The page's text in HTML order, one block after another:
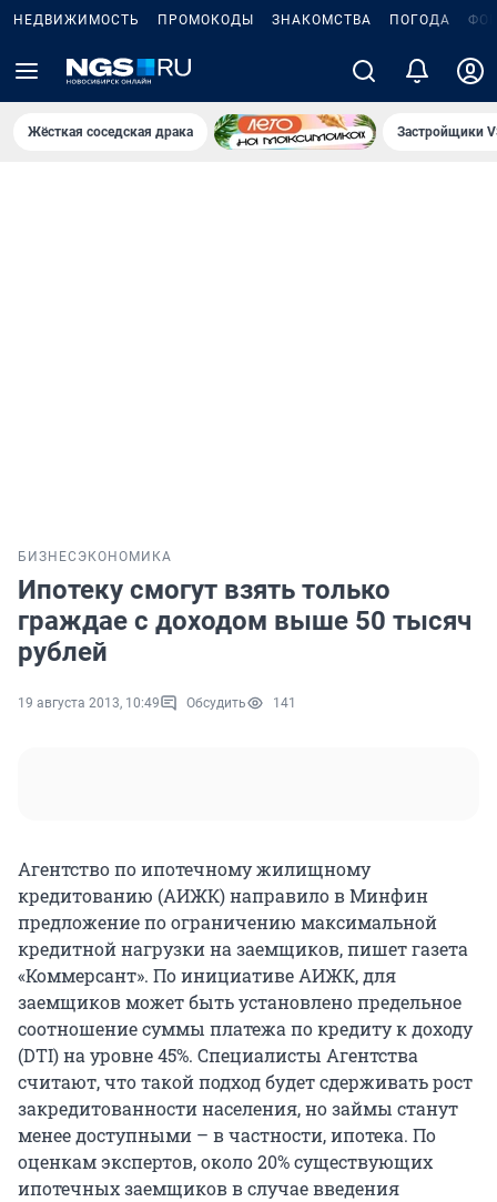
НЕДВИЖИМОСТЬ ПРОМОКОДЫ ЗНАКОМСТВА ПОГОДА
Жёсткая соседская драка Застройщики
БИЗНЕС ЭКОНОМИКА
Ипотеку смогут взять только
граждае с доходом выше 50 тысяч
рублей
19 августа 2013, 10:49 Обсудить 141
Агентство по ипотечному жилищному
кредитованию (АИЖК) направило в Минфин
предложение по ограничению максимальной
кредитной нагрузки на заемщиков, пишет газета
«Коммерсант». По инициативе АИЖК, для
заемщиков может быть установлено предельное
соотношение суммы платежа по кредиту к доходу
(DTI) на уровне 45%. Специалисты Агентства
считают, что такой подход будет сдерживать рост
закредитованности населения, но займы станут
менее доступными – в частности, ипотека. По
оценкам экспертов, около 20% существующих
ипотечных заемщиков в случае введения